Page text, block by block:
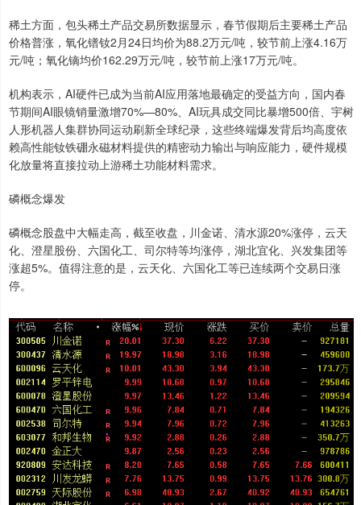
稀土方面，包头稀土产品交易所数据显示，春节假期后主要稀土产品
价格普涨，氧化镨钕2月24日均价为88.2万元/吨，较节前上涨4.16万
元/吨；氧化镝均价162.29万元/吨，较节前上涨17万元/吨。
机构表示，AI硬件已成为当前AI应用落地最确定的受益方向，国内春
节期间AI眼镜销量激增70%—80%、AI玩具成交同比暴增500倍、宇树
人形机器人集群协同运动刷新全球纪录，这些终端爆发背后均高度依
赖高性能钕铁硼永磁材料提供的精密动力输出与响应能力，硬件规模
化放量将直接拉动上游稀土功能材料需求。
磷概念爆发
磷概念股盘中大幅走高，截至收盘，川金诺、清水源20%涨停，云天
化、澄星股份、六国化工、司尔特等均涨停，湖北宜化、兴发集团等
涨超5%。值得注意的是，云天化、六国化工等已连续两个交易日涨
停。